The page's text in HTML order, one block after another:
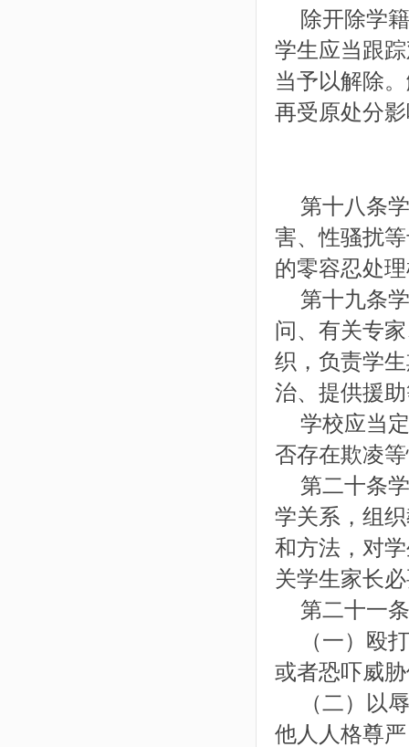
除开除学籍
学生应当跟
当予以解除
再受原处分
第十八条学
害、性骚扰
的零容忍处
第十九条学
问、有关专
织，负责学
治、提供援
学校应当定
否存在欺凌
第二十条学
学关系，组
和方法，对
关学生家长
第二十一条
（一）殴打
或者恐吓威
（二）以辱
他人人格尊